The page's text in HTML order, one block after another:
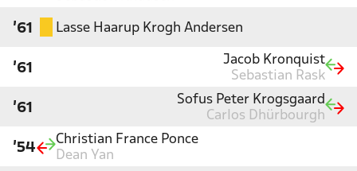
'61 Lasse Haarup Krogh Andersen
'61
Jacob Kronquist
Sebastian Rask
'61
Sofus Peter Krogsgaard
Carlos Dhürbourgh
'54
Christian France Ponce
Dean Yan